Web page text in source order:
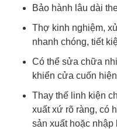
Bảo hành lâu dài
Thợ kinh nghiệm,
nhanh chóng, tiết
Có thể sửa chữa
khiển cửa cuốn
Thay thế linh kiện
xuất xứ rõ ràng, có
sản xuất hoặc nhập